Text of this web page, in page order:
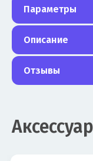
Параметры
Описание
Отзывы